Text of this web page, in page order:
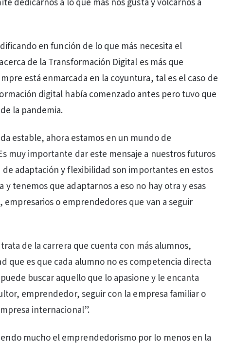
dedicarnos a lo que más nos gusta y volcarnos a
en función de lo que más necesita el
de la Transformación Digital es más que
está enmarcada en la coyuntura, tal es el caso de
digital había comenzado antes pero tuvo que
la pandemia.
estable, ahora estamos en un mundo de
muy importante dar este mensaje a nuestros futuros
de adaptación y flexibilidad son importantes en estos
y tenemos que adaptarnos a eso no hay otra y esas
empresarios o emprendedores que van a seguir
de la carrera que cuenta con más alumnos,
que es que cada alumno no es competencia directa
buscar aquello que lo apasione y le encanta
emprendedor, seguir con la empresa familiar o
internacional”.
mucho el emprendedorismo por lo menos en la